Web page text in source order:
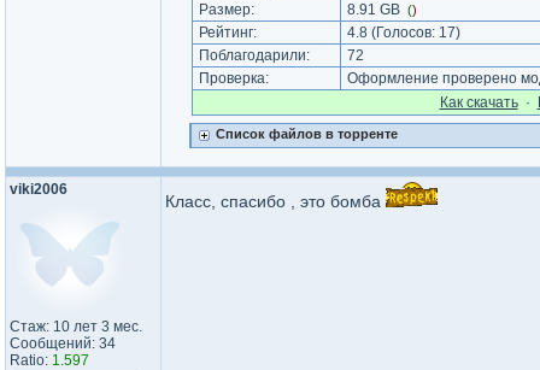
Размер:
8.91 GB ()
Рейтинг: 4.8 (Голосов: 17)
Поблагодарили:
72
Проверка:
Оформление проверено
Как cкачать·
Список файлов в торренте
viki2006
Стаж: 10 лет 3 мес.
Сообщений: 34
Ratio: 1.597
Класс, спасибо , это бомба